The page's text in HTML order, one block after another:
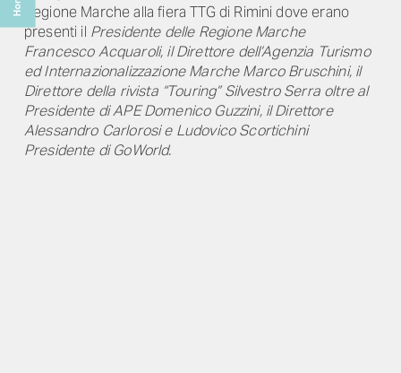
Regione Marche alla fiera TTG di Rimini dove erano
presenti il Presidente delle Regione Marche
Francesco Acquaroli, il Direttore dell’Agenzia Turismo
ed Internazionalizzazione Marche Marco Bruschini, il
Direttore della rivista “Touring” Silvestro Serra oltre al
Presidente di APE Domenico Guzzini, il Direttore
Alessandro Carlorosi e Ludovico Scortichini
Presidente di GoWorld.